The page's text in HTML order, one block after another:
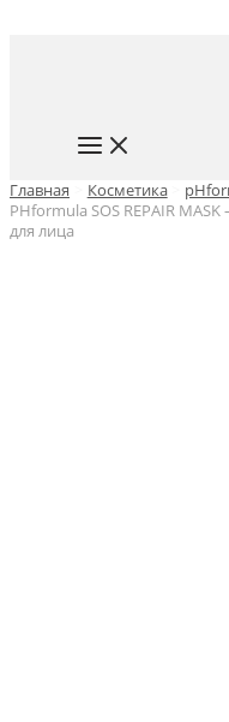
MAIN
MENU
Главная
Косметика
PHformula SOS REPAIR
для лица